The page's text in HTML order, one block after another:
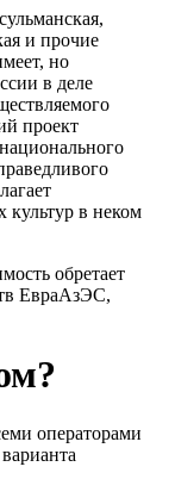
и прочие
но
в деле
проект
культур в неком
обретает
ЕвраАзЭС,
операторами